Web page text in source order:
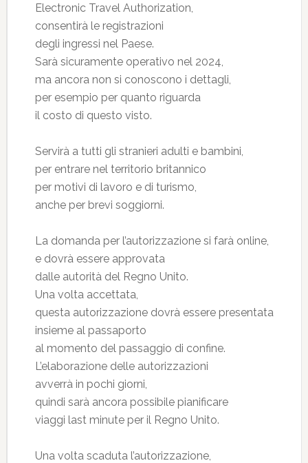
Electronic Travel Authorization,
consentirà le registrazioni
degli ingressi nel Paese.
Sarà sicuramente operativo nel 2024,
ma ancora non si conoscono i dettagli,
per esempio per quanto riguarda
il costo di questo visto.
Servirà a tutti gli stranieri adulti e bambini,
per entrare nel territorio britannico
per motivi di lavoro e di turismo,
anche per brevi soggiorni.
La domanda per l’autorizzazione si farà online,
e dovrà essere approvata
dalle autorità del Regno Unito.
Una volta accettata,
questa autorizzazione dovrà essere presentata
insieme al passaporto
al momento del passaggio di confine.
L’elaborazione delle autorizzazioni
avverrà in pochi giorni,
quindi sarà ancora possibile pianificare
viaggi last minute per il Regno Unito.
Una volta scaduta l’autorizzazione,